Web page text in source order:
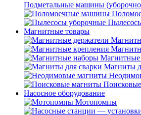
Подметальные машины
Магнитные товары
Магниты
Насосное оборудование
Мотопомпы